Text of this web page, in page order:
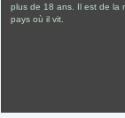
plus de 18 ans. Il est de la
pays où il vit.